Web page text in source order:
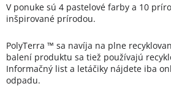
V ponuke sú 4 pastelové farby a 10
inšpirované prírodou.
PolyTerra ™ sa navíja na plne
balení produktu sa tiež používajú
Informačný list a letáčiky nájdete iba
odpadu.